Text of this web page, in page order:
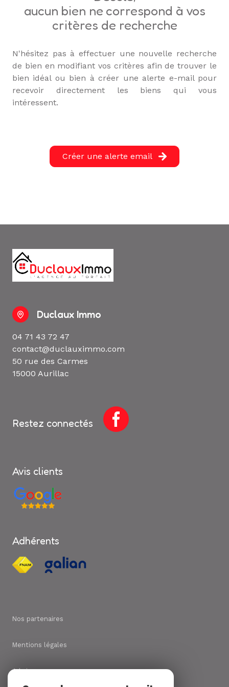
aucun bien ne correspond à vos
critères de recherche
N'hésitez pas à effectuer une nouvelle recherche
de bien en modifiant vos critères afin de trouver le
bien idéal ou bien à créer une alerte e-mail pour
recevoir directement les biens qui vous
intéressent.
Créer une alerte email
Duclaux Immo
04 71 43 72 47
contact@duclauximmo.com
50 rue des Carmes
15000 Aurillac
Restez connectés
Avis clients
Adhérents
Nos partenaires
Mentions légales
Admin